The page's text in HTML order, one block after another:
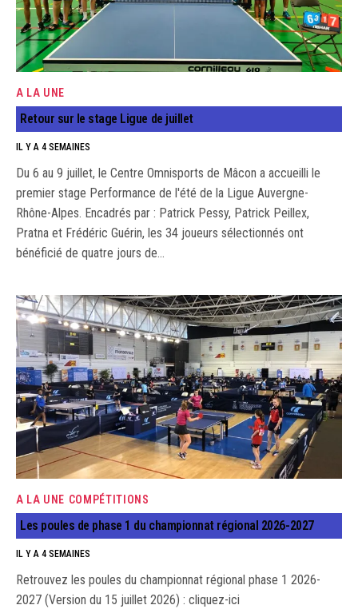
A LA UNE
Retour sur le stage Ligue de juillet
IL Y A 4 SEMAINES
Du 6 au 9 juillet, le Centre Omnisports de Mâcon a accueilli le
premier stage Performance de l'été de la Ligue Auvergne-
Rhône-Alpes. Encadrés par : Patrick Pessy, Patrick Peillex,
Pratna et Frédéric Guérin, les 34 joueurs sélectionnés ont
bénéficié de quatre jours de…
A LA UNE COMPÉTITIONS
Les poules de phase 1 du championnat régional 2026-2027
IL Y A 4 SEMAINES
Retrouvez les poules du championnat régional phase 1 2026-
2027 (Version du 15 juillet 2026) : cliquez-ici